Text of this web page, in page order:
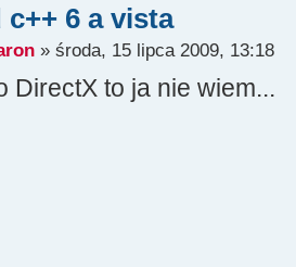
6 a vista
» środa, 15 lipca 2009, 13:18
DirectX to ja nie wiem...